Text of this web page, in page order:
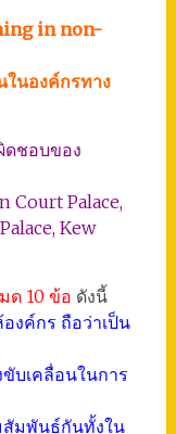
in non-
ในองค์กรทาง
ดชอบของ
Court Palace,
Kew
ด 10 ข้อ ดังนี้
งค์กร ถือว่าเป็น
บเคลื่อนในการ
สัมพันธ์กันทั้งใน